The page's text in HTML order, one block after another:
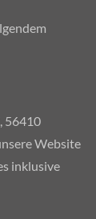
56410
Website
inklusive